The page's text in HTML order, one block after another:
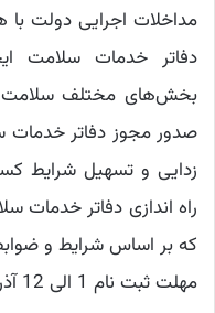
مداخلات اجرایی دولت
دفاتر خدمات سلامت
بخش‌های مختلف سلامت
صدور مجوز دفاتر
زدایی و تسهیل شرایط
راه اندازی دفاتر
که بر اساس شرایط و
مهلت ثبت نام 1 الی 12 آذرماه 1402 می باشد.